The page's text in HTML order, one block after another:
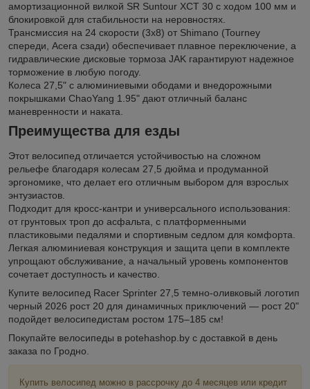
амортизационной вилкой SR Suntour XCT 30 с ходом 100 мм и
блокировкой для стабильности на неровностях.
Трансмиссия на 24 скорости (3x8) от Shimano (Tourney
спереди, Acera сзади) обеспечивает плавное переключение, а
гидравлические дисковые тормоза JAK гарантируют надежное
торможение в любую погоду.
Колеса 27,5" с алюминиевыми ободами и внедорожными
покрышками ChaoYang 1.95" дают отличный баланс
маневренности и накатa.​
Преимущества для езды
Этот велосипед отличается устойчивостью на сложном
рельефе благодаря колесам 27,5 дюйма и продуманной
эргономике, что делает его отличным выбором для взрослых
энтузиастов.
Подходит для кросс-кантри и универсального использования:
от грунтовых троп до асфальта, с платформенными
пластиковыми педалями и спортивным седлом для комфорта.
Легкая алюминиевая конструкция и защита цепи в комплекте
упрощают обслуживание, а начальный уровень компонентов
сочетает доступность и качество.
Купите велосипед Racer Sprinter 27,5 темно-оливковый логотип
черный 2026 рост 20 для динамичных приключений — рост 20"
подойдет велосипедистам ростом 175–185 см!
Покупайте велосипеды в potehashop.by с доставкой в день
заказа по Гродно.
Купить велосипед можно в рассрочку до 4 месяцев или кредит